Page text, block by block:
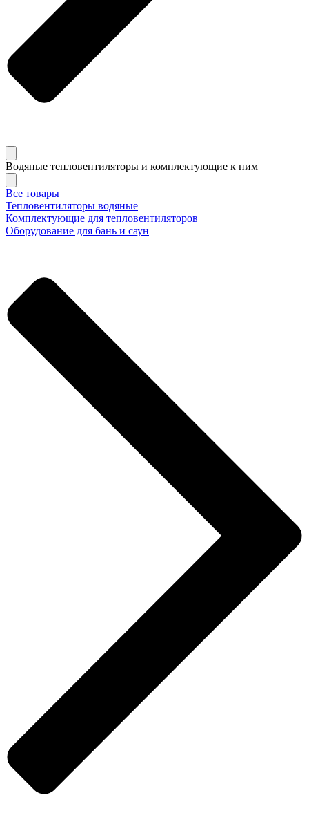
Водяные тепловентиляторы и комплектующие к ним
Все товары
Тепловентиляторы водяные
Комплектующие для тепловентиляторов
Оборудование для бань и саун